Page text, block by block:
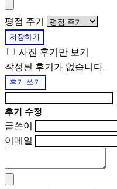
평점 주기
저장하기
사진 후기만 보기
작성된 후기가 없습니다.
후기 쓰기
후기 수정
글쓴이
이메일